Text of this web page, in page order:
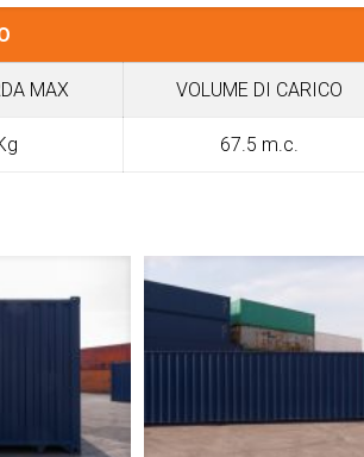
MAX VOLUME DI CARICO
67.5 m.c.